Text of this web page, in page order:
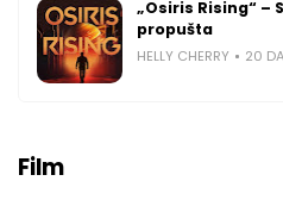
„Osiris Rising“ –
propušta
HELLY CHERRY 20
Film